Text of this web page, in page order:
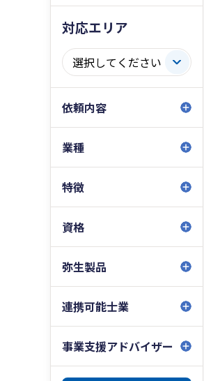
対応エリア
依頼内容
業種
特徴
資格
弥生製品
連携可能士業
事業支援アドバイザー